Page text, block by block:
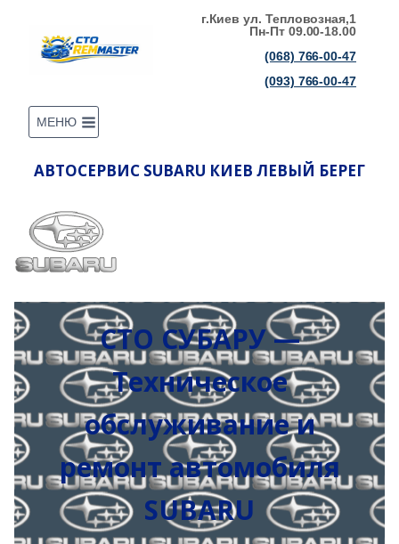
содержимому
г.Киев ул. Тепловозная,1
Пн-Пт 09.00-18.00
(068) 766-00-47
(093) 766-00-47
МЕНЮ
АВТОСЕРВИС SUBARU КИЕВ ЛЕВЫЙ БЕРЕГ
СТО СУБАРУ —
Техническое
обслуживание и
ремонт автомобиля
SUBARU